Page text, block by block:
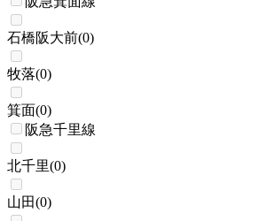
石橋阪大前(0)
牧落(0)
箕面(0)
阪急千里線
北千里(0)
山田(0)